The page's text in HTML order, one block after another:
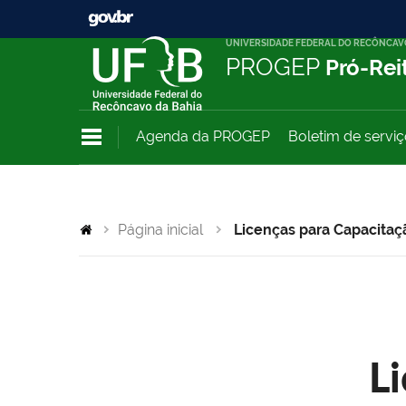
UNIVERSIDADE FEDERAL DO
PROGEP Pró-
Agenda da PROGEP Boletim de
Página inicial Licenças para